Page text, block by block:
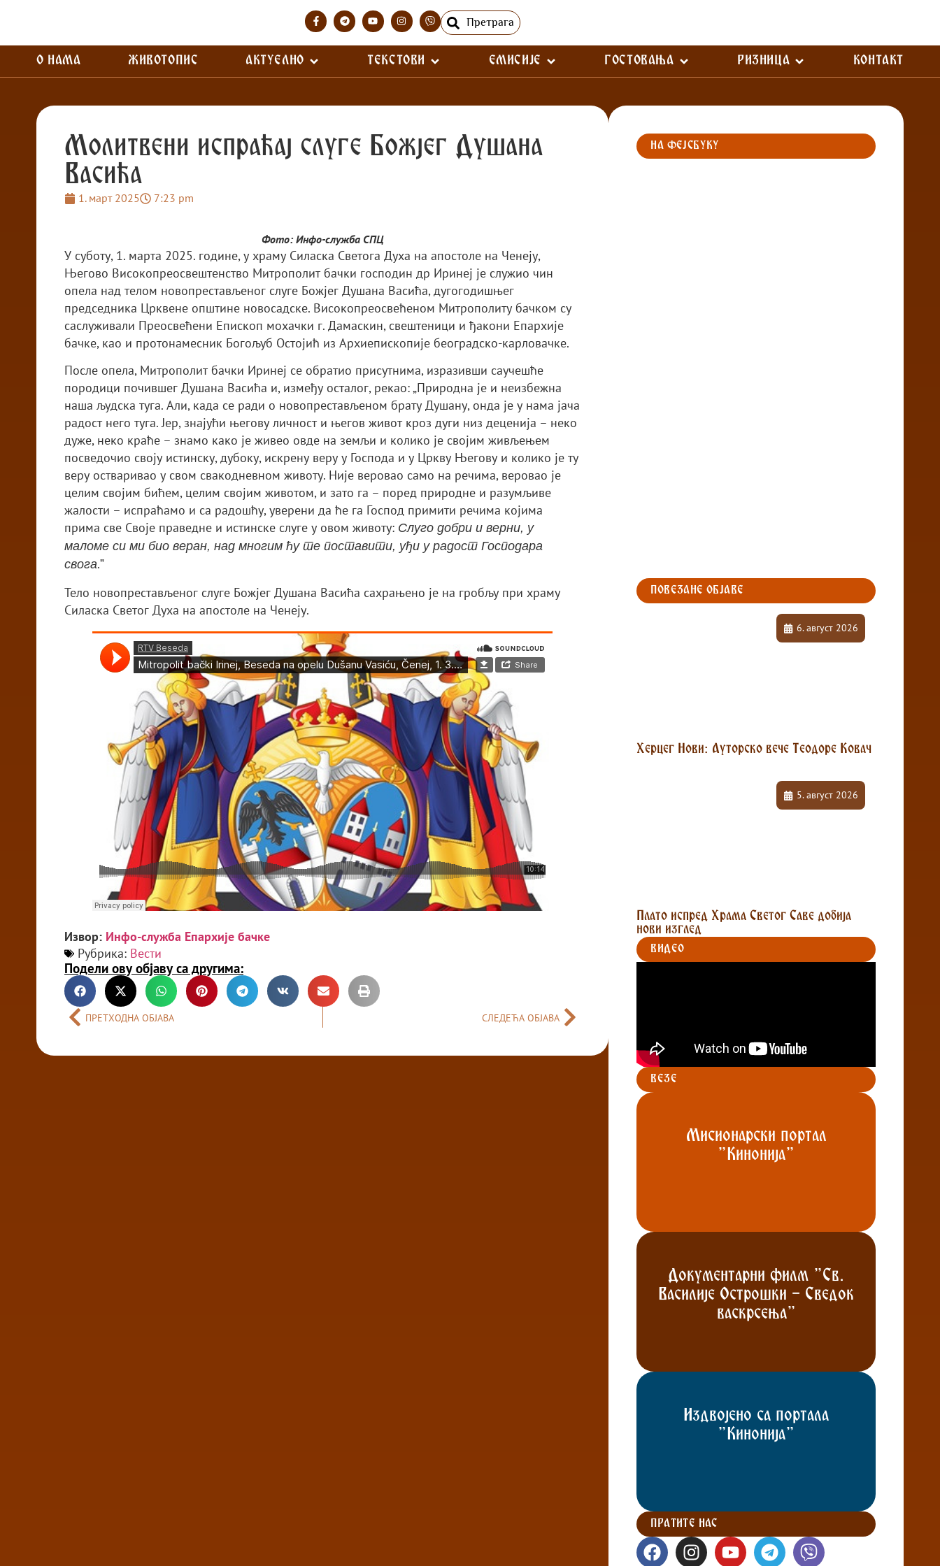
Претрага
О НАМА ЖИВОТОПИС АКТУЕЛНО ТЕКСТОВИ ЕМИСИЈЕ ГОСТОВАЊА РИЗНИЦА КОНТАКТ
Молитвени испраћај слуге Божјег Душана
Васића
1. март 2025 7:23 pm
Фото: Инфо-служба СПЦ
У суботу, 1. марта 2025. године, у храму Силаска Светога Духа на апостоле на Ченеју,
Његово Високопреосвештенство Митрополит бачки господин др Иринеј је служио чин
опела над телом новопрестављеног слуге Божјег Душана Васића, дугогодишњег
председника Црквене општине новосадске. Високопреосвећеном Митрополиту бачком су
саслуживали Преосвећени Епископ мохачки г. Дамаскин, свештеници и ђакони Епархије
бачке, као и протонамесник Богољуб Остојић из Архиепископије београдско-карловачке.
После опела, Митрополит бачки Иринеј се обратио присутнима, изразивши саучешће
породици почившег Душана Васића и, између осталог, рекао: „Природна је и неизбежна
наша људска туга. Али, када се ради о новопрестављеном брату Душану, онда је у нама јача
радост него туга. Јер, знајући његову личност и његов живот кроз дуги низ деценија – неко
дуже, неко краће – знамо како је живео овде на земљи и колико је својим живљењем
посведочио своју истинску, дубоку, искрену веру у Господа и у Цркву Његову и колико је ту
веру остваривао у свом свакодневном животу. Није веровао само на речима, веровао је
целим својим бићем, целим својим животом, и зато га – поред природне и разумљиве
жалости – испраћамо и са радошћу, уверени да ће га Господ примити речима којима
прима све Своје праведне и истинске слуге у овом животу: Слуго добри и верни, у
маломe си ми био веран, над многим ћу те поставити, уђи у радост Господара
свога.ˮ
Тело новопрестављеног слуге Божјег Душана Васића сахрањено је на гробљу при храму
Силаска Светог Духа на апостоле на Ченеју.
Извор: Инфо-служба Епархије бачке
Рубрика: Вести
Подели ову објаву са другима:
ПРЕТХОДНА ОБЈАВА СЛЕДЕЋА ОБЈАВА
НА ФЕЈСБУКУ
ПОВЕЗАНЕ ОБЈАВЕ
Херцег Нови: Ауторско вече Теодоре Ковач
6. август 2026
Плато испред Храма Светог Саве добија
нови изглед
5. август 2026
ВИДЕО
ВЕЗЕ
Мисионарски портал
"Кинонија"
Документарни филм "Св.
Василије Острошки - Сведок
васкрсења"
Издвојено са портала
"Кинонија"
ПРАТИТЕ НАС